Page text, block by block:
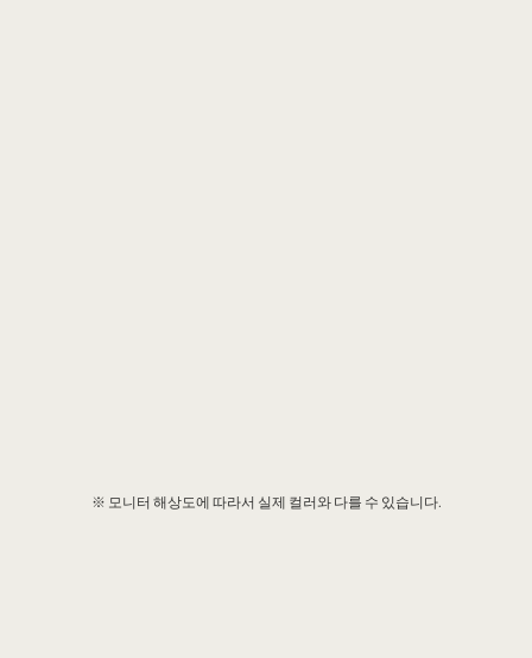
※ 모니터 해상도에 따라서 실제 컬러와 다를 수 있습니다.